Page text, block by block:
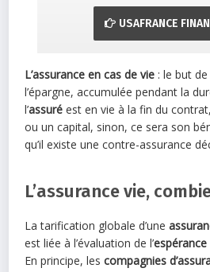
USAFRANCE
L’assurance en cas de vie : le but
l’épargne, accumulée pendant la
l’assuré est en vie à la fin du
ou un capital, sinon, ce sera son
qu’il existe une contre-assurance
L’assurance vie,
La tarification globale d’une
est liée à l’évaluation de l’espérance
En principe, lescompagnies